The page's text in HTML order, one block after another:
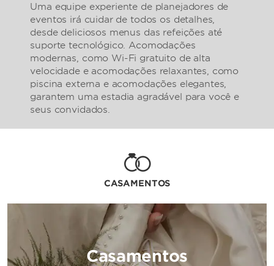
Uma equipe experiente de planejadores de
eventos irá cuidar de todos os detalhes,
desde deliciosos menus das refeições até
suporte tecnológico. Acomodações
modernas, como Wi-Fi gratuito de alta
velocidade e acomodações relaxantes, como
piscina externa e acomodações elegantes,
garantem uma estadia agradável para você e
seus convidados.
Casamentos
CASAMENTOS